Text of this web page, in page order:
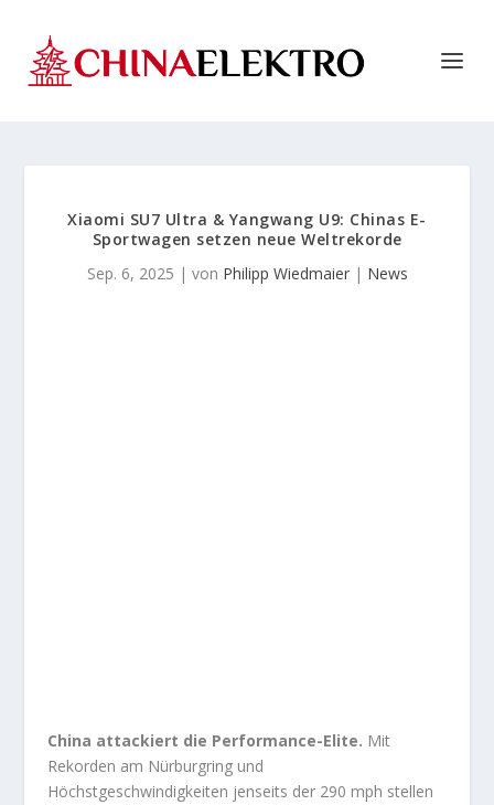
Xiaomi SU7 Ultra & Yangwang U9: Chinas E-
Sportwagen setzen neue Weltrekorde
Sep. 6, 2025 | von Philipp Wiedmaier| News
China attackiert die Performance-Elite. Mit
Rekorden am Nürburgring und
Höchstgeschwindigkeiten jenseits der 290 mph stellen